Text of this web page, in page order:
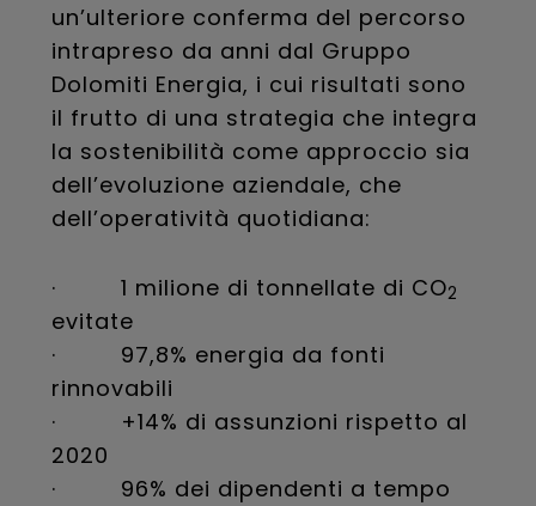
un’ulteriore conferma del percorso
intrapreso da anni dal Gruppo
Dolomiti Energia, i cui risultati sono
il frutto di una strategia che integra
la sostenibilità come approccio sia
dell’evoluzione aziendale, che
dell’operatività quotidiana:
· 1 milione di tonnellate di CO2
evitate
· 97,8% energia da fonti
rinnovabili
· +14% di assunzioni rispetto al
2020
· 96% dei dipendenti a tempo